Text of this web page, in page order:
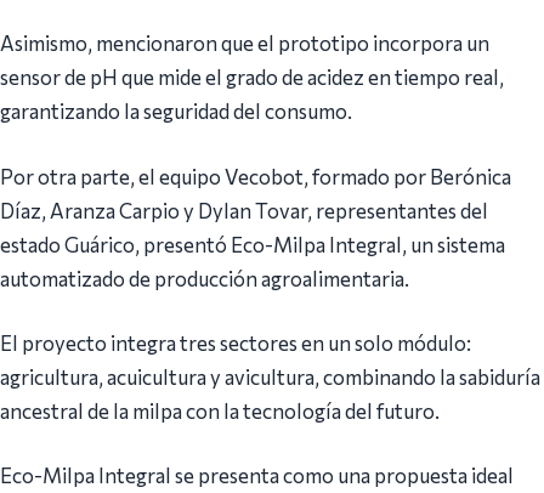
Asimismo, mencionaron que el prototipo incorpora un
sensor de pH que mide el grado de acidez en tiempo real,
garantizando la seguridad del consumo.
Por otra parte, el equipo Vecobot, formado por Berónica
Díaz, Aranza Carpio y Dylan Tovar, representantes del
estado Guárico, presentó Eco-Milpa Integral, un sistema
automatizado de producción agroalimentaria.
El proyecto integra tres sectores en un solo módulo:
agricultura, acuicultura y avicultura, combinando la sabiduría
ancestral de la milpa con la tecnología del futuro.
Eco-Milpa Integral se presenta como una propuesta ideal